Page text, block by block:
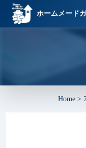
ホームメード
Home >